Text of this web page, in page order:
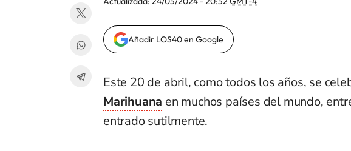
Añadir LOS40 en Google
Este 20 de abril, como todos los años, se
Marihuana en muchos países del mundo,
entrado sutilmente.